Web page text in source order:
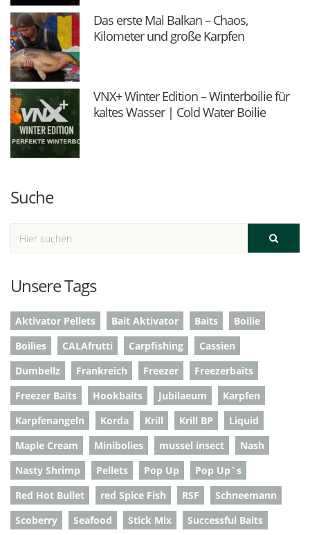
Das erste Mal Balkan – Chaos,
Kilometer und große Karpfen
VNX+ Winter Edition – Winterboilie für
kaltes Wasser | Cold Water Boilie
Suche
Unsere Tags
Aktivator Pellets Bait Aktivator Baits
Boilie
Boilies
CALAfrutti Carpfishing
Cassien
Dumbellz
Frankreich Freezer
Freezerbaits
Freezer Baits
Hookbaits Jubilaeum
Karpfen
Karpfenangeln
Korda Krill Krill BP
Liquid
Maple Cream
Minibolies mussel insect
Nash
Nasty Shrimp
Pellets Pop Up
Pop Up`s
Red Hot Bullet
red Spice Fish RSF
Schneemann
Scoberry
Seafood Stick Mix
Successful Baits